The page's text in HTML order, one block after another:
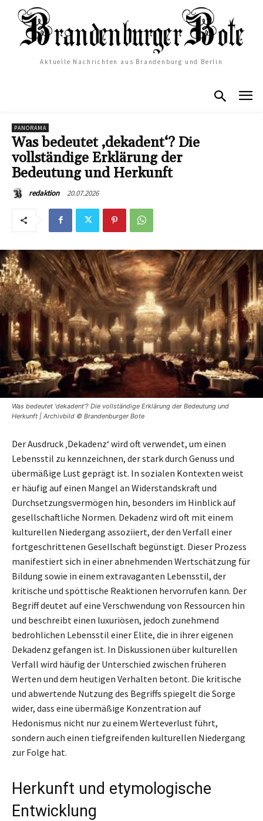
Aktuelle Nachrichten aus Brandenburg und Berlin
PANORAMA
Was bedeutet ‚dekadent‘? Die
vollständige Erklärung der
Bedeutung und Herkunft
redaktion 20.07.2026
Was bedeutet 'dekadent'? Die vollständige Erklärung der Bedeutung und
Herkunft | Archivbild © Brandenburger Bote
Der Ausdruck ‚Dekadenz‘ wird oft verwendet, um einen
Lebensstil zu kennzeichnen, der stark durch Genuss und
übermäßige Lust geprägt ist. In sozialen Kontexten weist
er häufig auf einen Mangel an Widerstandskraft und
Durchsetzungsvermögen hin, besonders im Hinblick auf
gesellschaftliche Normen. Dekadenz wird oft mit einem
kulturellen Niedergang assoziiert, der den Verfall einer
fortgeschrittenen Gesellschaft begünstigt. Dieser Prozess
manifestiert sich in einer abnehmenden Wertschätzung für
Bildung sowie in einem extravaganten Lebensstil, der
kritische und spöttische Reaktionen hervorrufen kann. Der
Begriff deutet auf eine Verschwendung von Ressourcen hin
und beschreibt einen luxuriösen, jedoch zunehmend
bedrohlichen Lebensstil einer Elite, die in ihrer eigenen
Dekadenz gefangen ist. In Diskussionen über kulturellen
Verfall wird häufig der Unterschied zwischen früheren
Werten und dem heutigen Verhalten betont. Die kritische
und abwertende Nutzung des Begriffs spiegelt die Sorge
wider, dass eine übermäßige Konzentration auf
Hedonismus nicht nur zu einem Werteverlust führt,
sondern auch einen tiefgreifenden kulturellen Niedergang
zur Folge hat.
Herkunft und etymologische
Entwicklung